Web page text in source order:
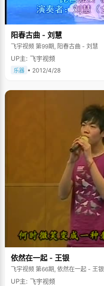
阳春古曲 - 刘慧
飞宇视频 第99期, 阳春古曲 - 刘慧
UP主: 飞宇视频
乐器 • 2012/4/28
依然在一起 - 王银
飞宇视频 第66期, 依然在一起 - 王银
UP主: 飞宇视频